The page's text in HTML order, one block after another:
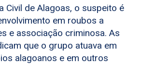
Civil de Alagoas, o suspeito é
em roubos a
e associação criminosa. As
que o grupo atuava em
alagoanos e em outros